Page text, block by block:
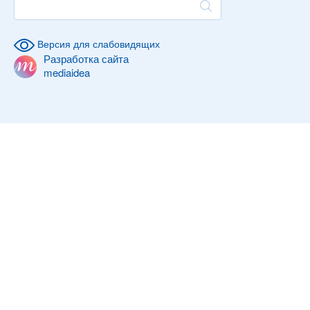
Версия для слабовидящих
Разработка сайта
mediaidea